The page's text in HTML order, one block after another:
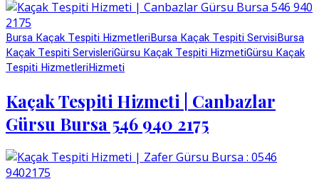
Bursa Kaçak Tespiti HizmetleriBursa Kaçak Tespiti ServisiBursa
Kaçak Tespiti ServisleriGürsu Kaçak Tespiti HizmetiGürsu Kaçak
Tespiti HizmetleriHizmeti
Kaçak Tespiti Hizmeti | Canbazlar
Gürsu Bursa 546 940 2175